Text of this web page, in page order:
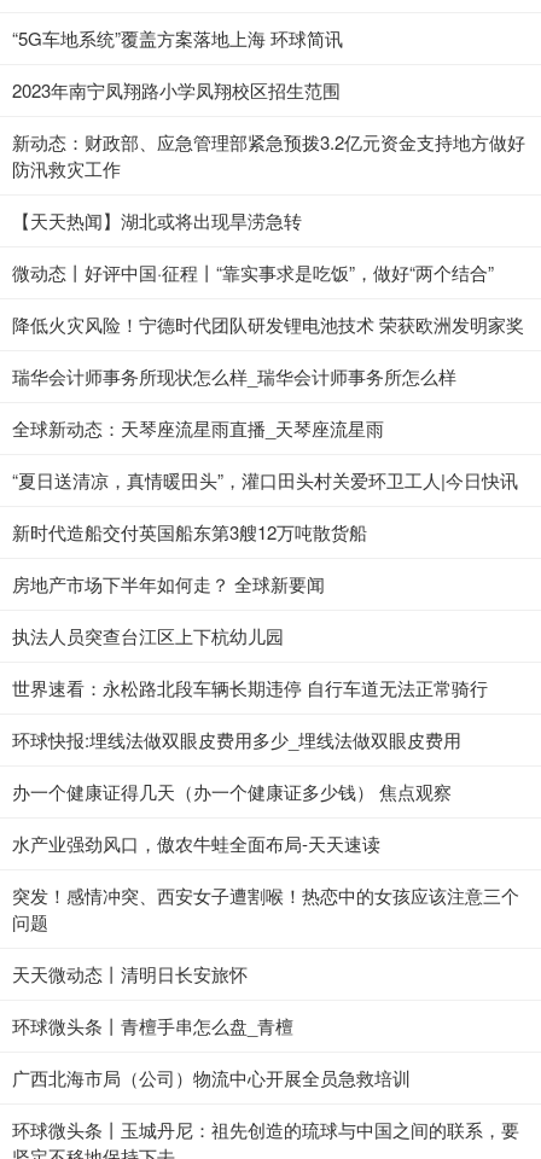
“5G车地系统”覆盖方案落地上海 环球简讯
2023年南宁凤翔路小学凤翔校区招生范围
新动态：财政部、应急管理部紧急预拨3.2亿元资金支持地方做好
防汛救灾工作
【天天热闻】湖北或将出现旱涝急转
微动态丨好评中国·征程丨“靠实事求是吃饭”，做好“两个结合”
降低火灾风险！宁德时代团队研发锂电池技术 荣获欧洲发明家奖
瑞华会计师事务所现状怎么样_瑞华会计师事务所怎么样
全球新动态：天琴座流星雨直播_天琴座流星雨
“夏日送清凉，真情暖田头”，灌口田头村关爱环卫工人|今日快讯
新时代造船交付英国船东第3艘12万吨散货船
房地产市场下半年如何走？ 全球新要闻
执法人员突查台江区上下杭幼儿园
世界速看：永松路北段车辆长期违停 自行车道无法正常骑行
环球快报:埋线法做双眼皮费用多少_埋线法做双眼皮费用
办一个健康证得几天（办一个健康证多少钱） 焦点观察
水产业强劲风口，傲农牛蛙全面布局-天天速读
突发！感情冲突、西安女子遭割喉！热恋中的女孩应该注意三个
问题
天天微动态丨清明日长安旅怀
环球微头条丨青檀手串怎么盘_青檀
广西北海市局（公司）物流中心开展全员急救培训
环球微头条丨玉城丹尼：祖先创造的琉球与中国之间的联系，要